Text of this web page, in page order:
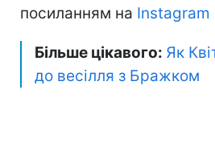
посиланням на Instagram
Більше цікавого: Як
до весілля з Бражком